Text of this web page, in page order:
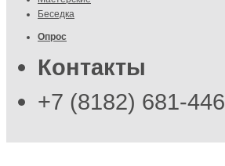
Беседка
Опрос
Контакты
+7 (8182) 681-446